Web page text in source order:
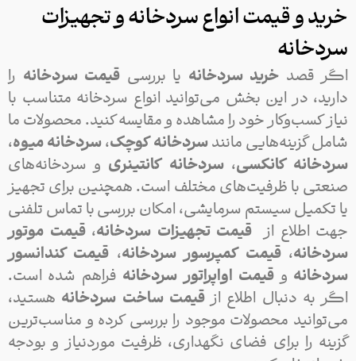
خرید و قیمت انواع سردخانه و تجهیزات
سردخانه
اگر قصد خرید سردخانه یا بررسی قیمت سردخانه را
دارید، در این بخش می‌توانید انواع سردخانه متناسب با
نیاز کسب‌وکار خود را مشاهده و مقایسه کنید. محصولات ما
شامل گزینه‌هایی مانندسردخانه کوچک،سردخانه میوه،
سردخانه کانکسی،سردخانه کانتینری و سردخانه‌های
صنعتی با ظرفیت‌های مختلف است. همچنین برای تجهیز
یا تکمیل سیستم سرمایشی، امکان بررسی با تماس تلفنی
جهت اطلاع از قیمت تجهیزات سردخانه،قیمت موتور
سردخانه،قیمت کمپرسور سردخانه، قیمت کندانسور
سردخانه وقیمت اواپراتور سردخانه فراهم شده است.
اگر به دنبال اطلاع ازقیمت ساخت سردخانه هستید،
می‌توانید محصولات موجود را بررسی کرده و مناسب‌ترین
گزینه را برای فضای نگهداری، ظرفیت موردنیاز و بودجه